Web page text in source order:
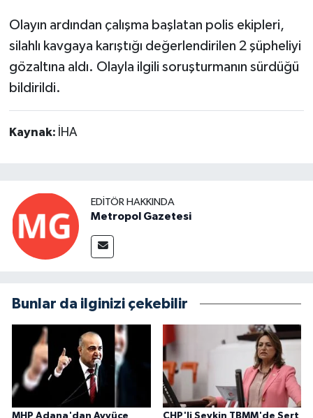
Olayın ardından çalışma başlatan polis ekipleri,
silahlı kavgaya karıştığı değerlendirilen 2 şüpheliyi
gözaltına aldı. Olayla ilgili soruşturmanın sürdüğü
bildirildi.
Kaynak: İHA
EDITÖR HAKKINDA
Metropol Gazetesi
Bunlar da ilginizi çekebilir